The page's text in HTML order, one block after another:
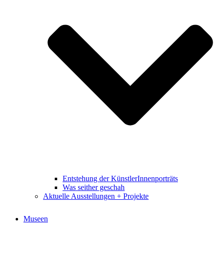
Entstehung der KünstlerInnenporträts
Was seither geschah
Aktuelle Ausstellungen + Projekte
Museen